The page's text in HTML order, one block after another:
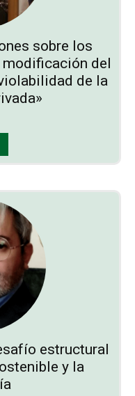
sobre los
modificación del
de la
estructural
y la